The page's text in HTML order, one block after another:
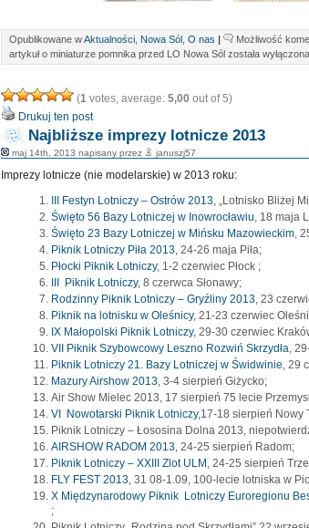
Opublikowane wAktualności Nowa Sól O nas | Możliwość
artykuł o miniaturze pomnika przed LO Nowa Sól została wyłączona
(1 votes, average: 5,00 out of 5)
Drukuj ten post
Najbliższe imprezy lotnicze 2013
maj 14th, 2013 napisany przez januszj57
Imprezy lotnicze (nie modelarskie) w 2013 roku:
III Festyn Lotniczy – Ostrów 2013, „Lotnisko Bliżej
Święto 56 Bazy Lotniczej w Inowrocławiu, 18 maja
Święto 23 Bazy Lotniczej w Mińsku Mazowieckim,
Piknik Lotniczy Piła 2013, 24-26 maja Piła;
Płocki Piknik Lotniczy, 1-2 czerwiec Płock ;
III Piknik Lotniczy, 8 czerwca Słonawy;
Rodzinny Piknik Lotniczy – Gryźliny 2013, 23
Piknik na lotnisku w Oleśnicy, 21-23 czerwiec
IX Małopolski Piknik Lotniczy, 29-30 czerwiec
VII Piknik Szybowcowy Leszno Rozwiń Skrzydła,
Piknik Lotniczy 21. Bazy Lotniczej w Świdwinie, 29
Mazury Airshow 2013, 3-4 sierpień Giżycko;
Air Show Mielec 2013, 17 sierpień 75 lecie
VI Nowotarski Piknik Lotniczy,17-18 sierpień Nowy
Piknik Lotniczy – Łososina Dolna 2013,
AIRSHOW RADOM 2013, 24-25 sierpień Radom;
Piknik Lotniczy – XXIII Zlot ULM, 24-25 sierpień
FLY FEST 2013, 31 08-1.09, 100-lecie lotniska w
X Międzynarodowy Piknik Lotniczy Euroregionu
;